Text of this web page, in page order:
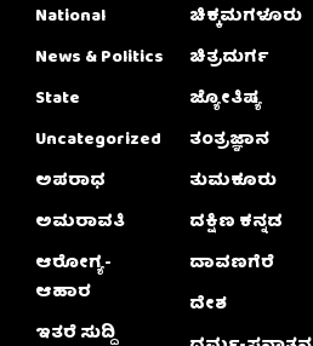
National
News & Politics
State
Uncategorized
ಅಪರಾಧ
ಅಮರಾವತಿ
ಆರೋಗ್ಯ-
ಆಹಾರ
ಇತರೆ ಸುದ್ದಿ
ಚಿಕ್ಕಮಗಳೂರು
ಚಿತ್ರದುರ್ಗ
ಜ್ಯೋತಿಷ್ಯ
ತಂತ್ರಜ್ಞಾನ
ತುಮಕೂರು
ದಕ್ಷಿಣ ಕನ್ನಡ
ದಾವಣಗೆರೆ
ದೇಶ